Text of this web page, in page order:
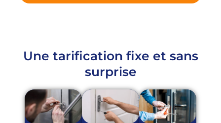
Une tarification fixe et sans
surprise